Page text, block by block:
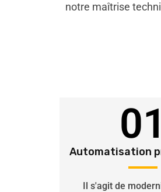
notre maîtrise
01
Automatisation
Il s'agit de